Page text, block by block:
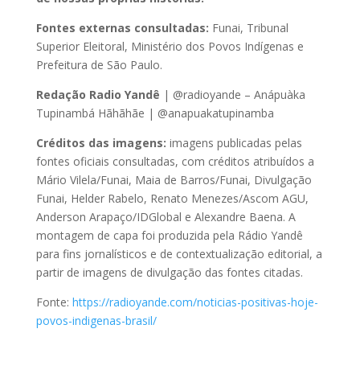
Fontes externas consultadas: Funai, Tribunal
Superior Eleitoral, Ministério dos Povos Indígenas e
Prefeitura de São Paulo.
Redação Radio Yandê | @radioyande – Anápuàka
Tupinambá Hãhãhãe | @anapuakatupinamba
Créditos das imagens: imagens publicadas pelas
fontes oficiais consultadas, com créditos atribuídos a
Mário Vilela/Funai, Maia de Barros/Funai, Divulgação
Funai, Helder Rabelo, Renato Menezes/Ascom AGU,
Anderson Arapaço/IDGlobal e Alexandre Baena. A
montagem de capa foi produzida pela Rádio Yandê
para fins jornalísticos e de contextualização editorial, a
partir de imagens de divulgação das fontes citadas.
Fonte: https://radioyande.com/noticias-positivas-hoje-
povos-indigenas-brasil/